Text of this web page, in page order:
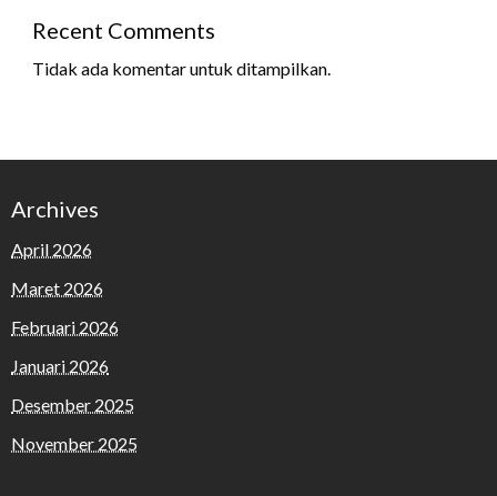
Recent Comments
Tidak ada komentar untuk ditampilkan.
Archives
April 2026
Maret 2026
Februari 2026
Januari 2026
Desember 2025
November 2025